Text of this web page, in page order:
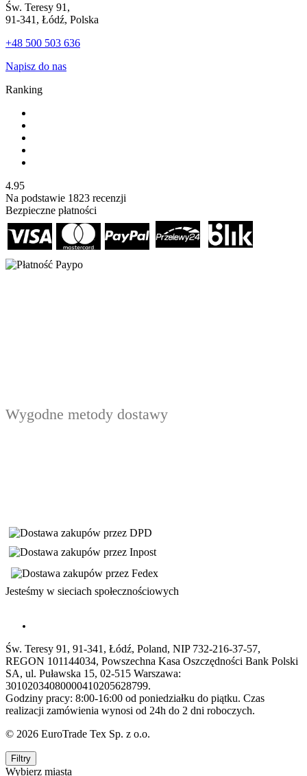
Św. Teresy 91,
91-341, Łódź, Polska
+48 500 503 636
Napisz do nas
Ranking
4.95
Na podstawie 1823 recenzji
Bezpieczne płatności
Wygodne metody dostawy
Jesteśmy w sieciach społecznościowych
Św. Teresy 91, 91-341, Łódź, Poland, NIP 732-216-37-57,
REGON 101144034, Powszechna Kasa Oszczędności Bank Polski
SA, ul. Puławska 15, 02-515 Warszawa:
30102034080000410205628799.
Godziny pracy: 8:00-16:00 od poniedziałku do piątku. Czas
realizacji zamówienia wynosi od 24h do 2 dni roboczych.
© 2026 EuroTrade Tex Sp. z o.o.
Filtry
Wybierz miasta